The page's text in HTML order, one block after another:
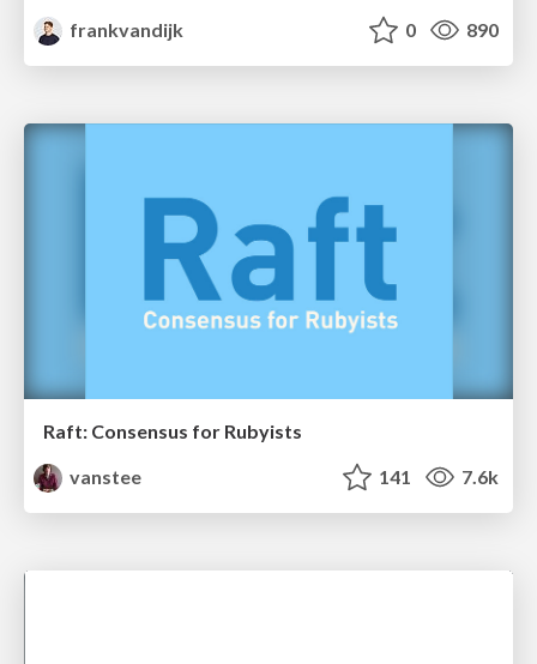
frankvandijk
0 890
Raft: Consensus for Rubyists
vanstee
141 7.6k